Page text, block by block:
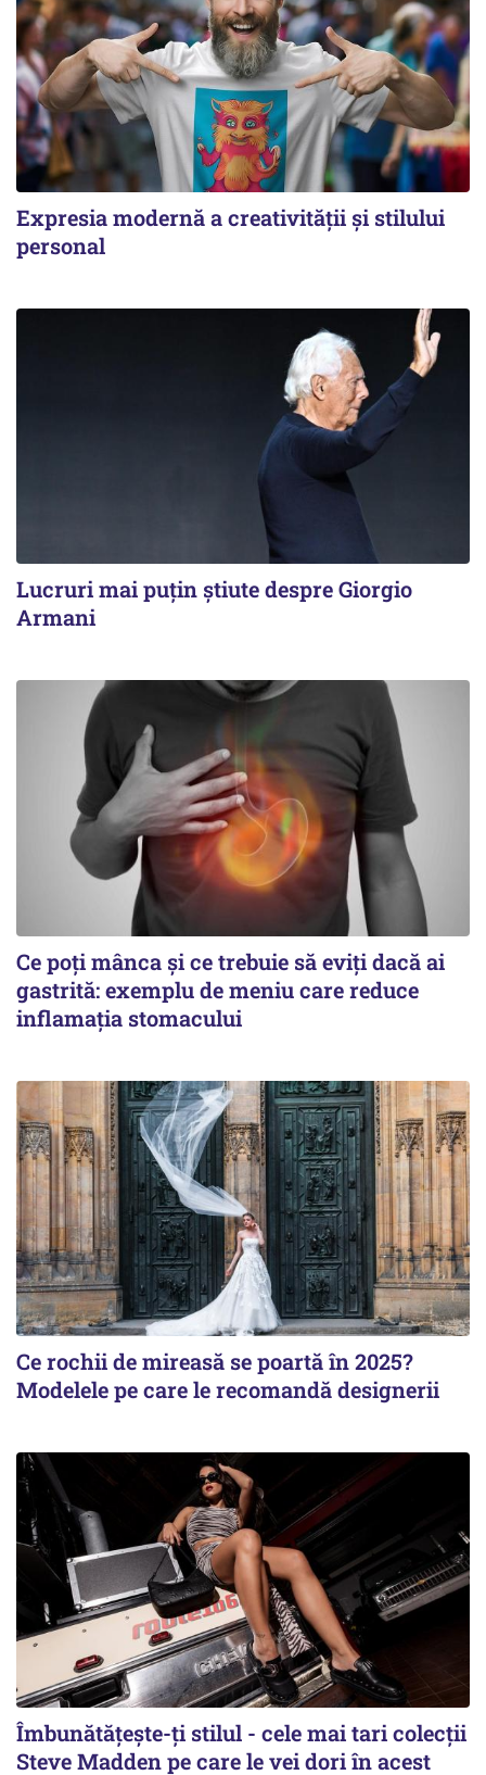
Expresia modernă a creativității și stilului
personal
Lucruri mai puțin știute despre Giorgio
Armani
Ce poți mânca și ce trebuie să eviți dacă ai
gastrită: exemplu de meniu care reduce
inflamația stomacului
Ce rochii de mireasă se poartă în 2025?
Modelele pe care le recomandă designerii
Îmbunătățește-ți stilul - cele mai tari colecții
Steve Madden pe care le vei dori în acest